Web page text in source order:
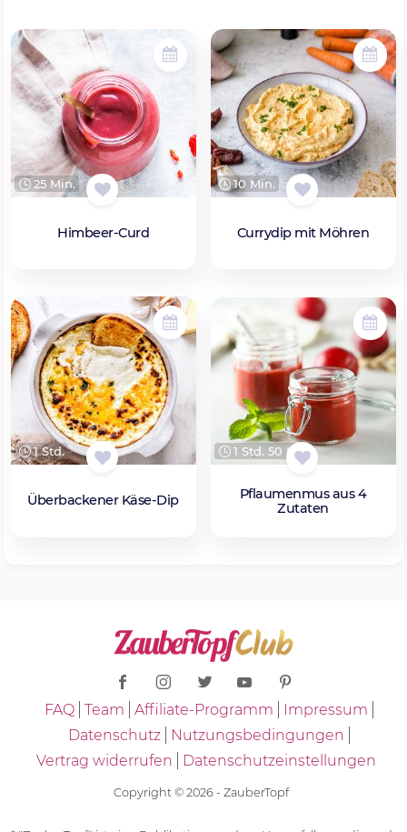
25 Min.
Himbeer-Curd
10 Min.
Currydip mit Möhren
1 Std.
Überbackener Käse-Dip
1 Std. 50 Min.
Pflaumenmus aus 4
Zutaten
FAQ Team Affiliate-Programm
Impressum
Datenschutz
Nutzungsbedingungen
Vertrag widerrufen
Datenschutzeinstellungen
Copyright © 2026 - ZauberTopf